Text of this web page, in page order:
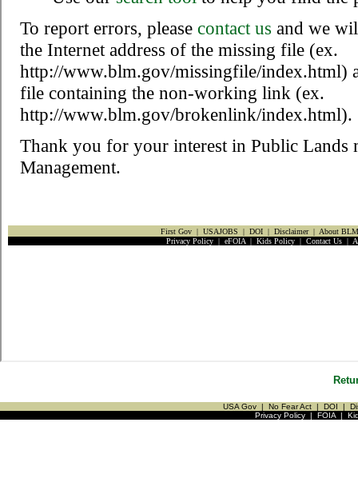
USA Gov | No Fear Act | DOI |
Privacy Policy| FOIA|